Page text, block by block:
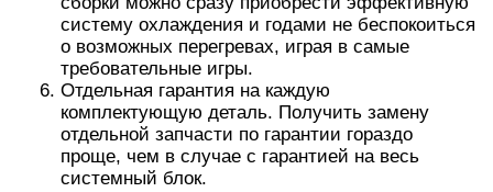
систему охлаждения и годами не беспокоиться
о возможных перегревах, играя в самые
требовательные игры.
Отдельная гарантия на каждую
комплектующую деталь. Получить замену
отдельной запчасти по гарантии гораздо
проще, чем в случае с гарантией на весь
системный блок.